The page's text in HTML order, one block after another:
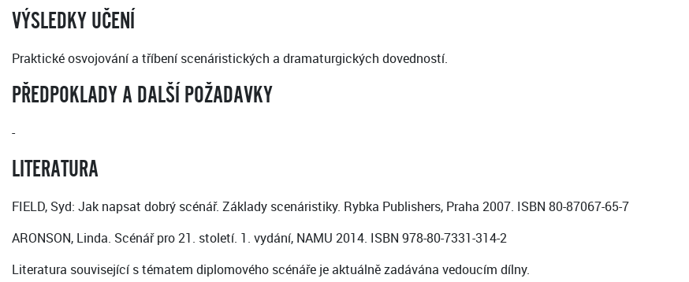
VÝSLEDKY UČENÍ
Praktické osvojování a tříbení scenáristických a dramaturgických dovedností.
PŘEDPOKLADY A DALŠÍ POŽADAVKY
-
LITERATURA
FIELD, Syd: Jak napsat dobrý scénář. Základy scenáristiky. Rybka Publishers, Praha 2007. ISBN 80-87067-65-7
ARONSON, Linda. Scénář pro 21. století. 1. vydání, NAMU 2014. ISBN 978-80-7331-314-2
Literatura související s tématem diplomového scénáře je aktuálně zadávána vedoucím dílny.